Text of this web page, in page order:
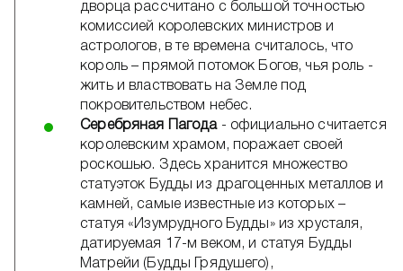
дворца рассчитано с большой точностью
комиссией королевских министров и
астрологов, в те времена считалось, что
король – прямой потомок Богов, чья роль -
жить и властвовать на Земле под
покровительством небес.
Серебряная Пагода - официально считается
королевским храмом, поражает своей
роскошью. Здесь хранится множество
статуэток Будды из драгоценных металлов и
камней, самые известные из которых –
статуя «Изумрудного Будды» из хрусталя,
датируемая 17-м веком, и статуя Будды
Матрейи (Будды Грядушего),